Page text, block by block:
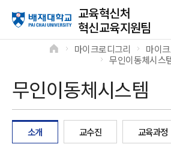
교육혁신처
혁신교육지원팀
무인이동체시스템
마이크로디그리
>
마이
무인이동체시스
소개 교수진 교육과정